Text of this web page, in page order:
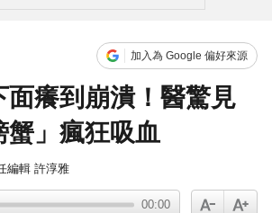
加入為 Google 偏好來源
面癢到崩潰！醫驚見
蟹」瘋狂吸血
編輯 許淳雅
00:00